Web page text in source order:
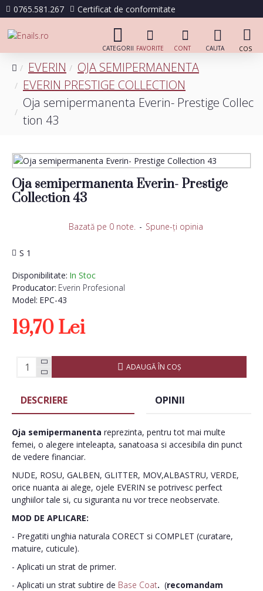
0765.581.267 Certificat de conformitate
EVERIN
OJA SEMIPERMANENTA
EVERIN PRESTIGE COLLECTION
Oja semipermanenta Everin- Prestige Collec
tion 43
Oja semipermanenta Everin- Prestige
Collection 43
Disponibilitate: In Stoc
Producator: Everin Profesional
Model: EPC-43
S 1
Bazată pe 0 note. - Spune-ţi opinia
19,70 Lei
ADAUGĂ ÎN COŞ
DESCRIERE OPINII
Oja semipermanenta reprezinta, pentru tot mai multe
femei, o alegere inteleapta, sanatoasa si accesibila din punct
de vedere financiar.
NUDE, ROSU, GALBEN, GLITTER, MOV,ALBASTRU, VERDE,
orice nuanta ai alege, ojele EVERIN se potrivesc perfect
unghiilor tale si, cu siguranta nu vor trece neobservate.
MOD DE APLICARE:
- Pregatiti unghia naturala CORECT si COMPLET (curatare,
matuire, cuticule).
- Aplicati un strat de primer.
- Aplicati un strat subtire de Base Coat. (recomandam